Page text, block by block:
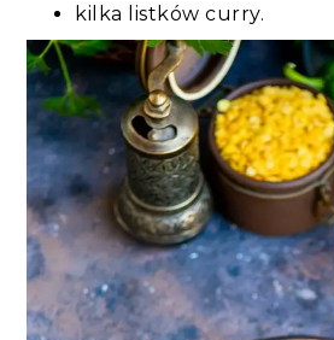
kilka listków curry.